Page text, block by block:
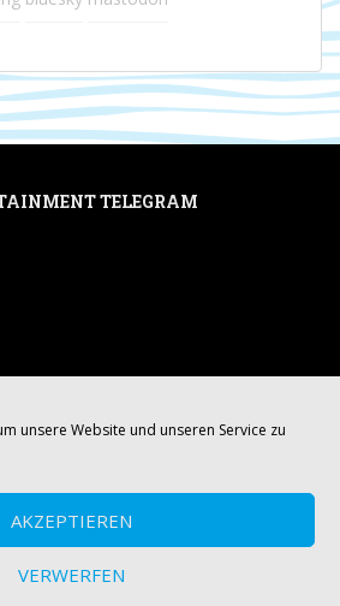
unsere Website und unseren Service zu
AKZEPTIEREN
VERWERFEN
TELEGRAM